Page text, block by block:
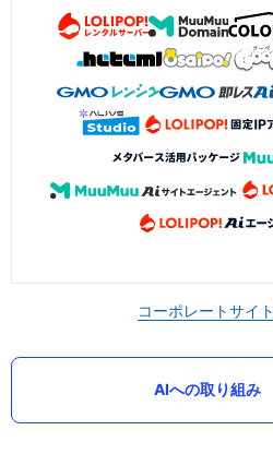
コーポレートサイト
AIへの取り組み